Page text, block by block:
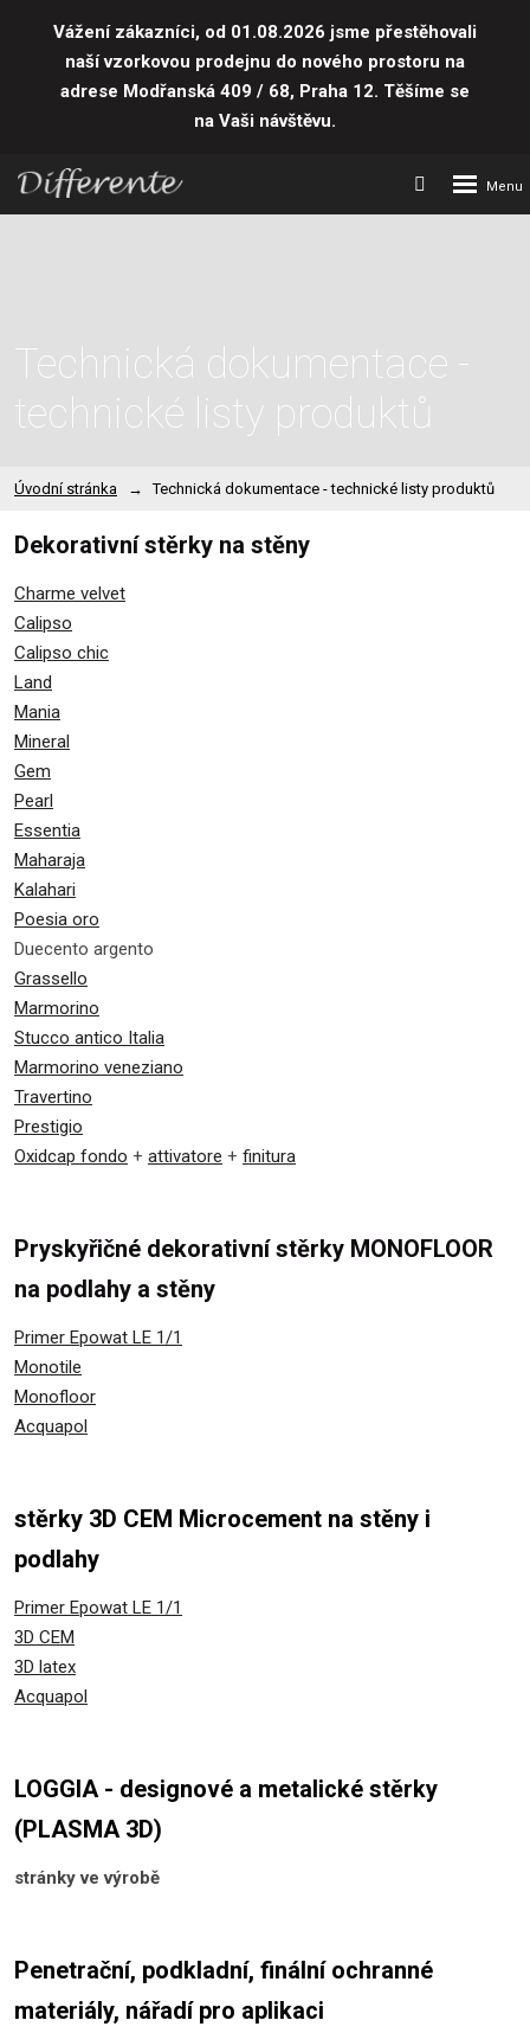
Vážení zákazníci, od 01.08.2026 jsme přestěhovali
naší vzorkovou prodejnu do nového prostoru na
adrese Modřanská 409 / 68, Praha 12. Těšíme se
na Vaši návštěvu.
Vyhledávání
Rozbalení
Technická dokumentace -
technické listy produktů
Úvodní stránka Technická dokumentace - technické listy produktů
Dekorativní stěrky na stěny
Charme velvet
Calipso
Calipso chic
Land
Mania
Mineral
Gem
Pearl
Essentia
Maharaja
Kalahari
Poesia oro
Duecento argento
Grassello
Marmorino
Stucco antico Italia
Marmorino veneziano
Travertino
Prestigio
Oxidcap fondo + attivatore + finitura
Pryskyřičné dekorativní stěrky MONOFLOOR
na podlahy a stěny
Primer Epowat LE 1/1
Monotile
Monofloor
Acquapol
stěrky 3D CEM Microcement na stěny i
podlahy
Primer Epowat LE 1/1
3D CEM
3D latex
Acquapol
LOGGIA - designové a metalické stěrky
(PLASMA 3D)
stránky ve výrobě
Penetrační, podkladní, finální ochranné
materiály, nářadí pro aplikaci